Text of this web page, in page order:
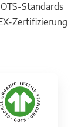
Standards
Zertifizierung